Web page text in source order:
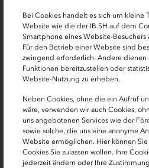
Bei Cookies handelt es sich um kleine
Website wie die der IB.SH auf dem
Smartphone eines Website-
Für den Betrieb einer Website sind
zwingend erforderlich. Andere dienen
Funktionen bereitzustellen oder
Website-Nutzung zu erheben.
Neben Cookies, ohne die ein Aufruf
wäre, verwenden wir auch Cookies,
uns angebotenen Services wie der
sowie solche, die uns eine anonyme
Website ermöglichen. Hier können
Cookies Sie zulassen wollen. Ihre
jederzeit ändern oder Ihre
Schleswig-Holstein zur
Liquiditätsengpässen durch
an Energieversorger, welche
Betriebskostenabrechnungen
Mietern in Rechnung gestellt
Die Beantragung der
Schutzschirmes erfolgt über die
Vermieters.
Hiergelangen Sie zum